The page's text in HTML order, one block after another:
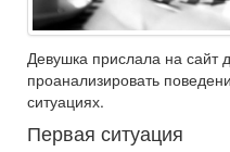
Девушка прислала на сайт
проанализировать
ситуациях.
Первая ситуация